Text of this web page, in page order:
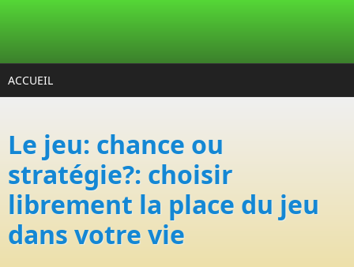
ACCUEIL
Le jeu: chance ou
stratégie?: choisir
librement la place du jeu
dans votre vie